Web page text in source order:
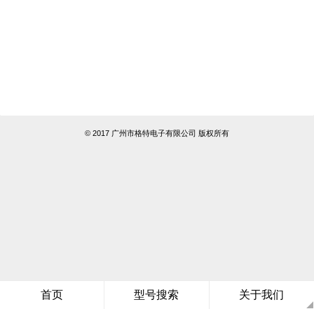
首页 型号搜索 关于我们
© 2017 广州市格特电子有限公司 版权所有